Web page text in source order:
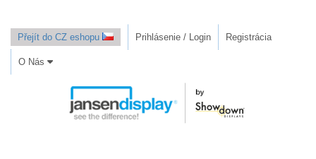
Přejít do CZ eshopu Prihlásenie / Login Registrácia
O Nás